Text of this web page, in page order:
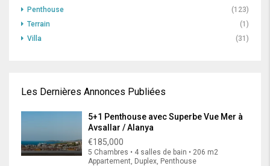
Penthouse
(123)
Terrain
(1)
Villa
(31)
Les Dernières Annonces Publiées
5+1 Penthouse avec Superbe Vue Mer à
Avsallar / Alanya
€185,000
5 Chambres • 4 salles de bain • 206 m2
Appartement, Duplex, Penthouse